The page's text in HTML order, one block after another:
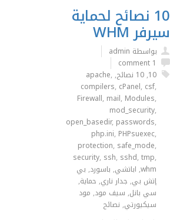
10 نصائح لحماية
سيرفر WHM
بواسطة admin
1 comment
10
,10 نصائح ,
apache,
compilers, cPanel, csf,
Firewall, mail, Modules,
mod_security,
open_basedir, passwords,
php.ini, PHPsuexec,
protection, safe_mode,
security, ssh, sshd, tmp,
whm
, اباتشي, باسورد, بي
إتش بي, جدار ناري, حماية,
سي بانل, سيف مود, مود
سيكيورتي, نصائح